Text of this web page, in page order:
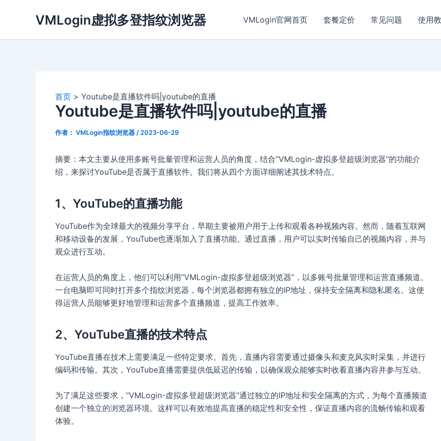
VMLogin虚拟多登指纹浏览器 VMLogin官网首页 套餐定价 常见问题 使用
首页 Youtube是直播软件吗|youtube的直播
Youtube是直播软件吗|youtube的直播
作者： VMLogin指纹浏览器 / 2023-06-29
摘要：本文主要从使用多账号批量管理和运营人员的角度，结合”VMLogin-虚拟多登超级浏览器”的功能介
绍，来探讨YouTube是否属于直播软件。我们将从四个方面详细阐述其技术特点。
1、YouTube的直播功能
YouTube作为全球最大的视频分享平台，早期主要被用户用于上传和观看各种视频内容。然而，随着互联网
和移动设备的发展，YouTube也逐渐加入了直播功能。通过直播，用户可以实时传输自己的视频内容，并与
观众进行互动。
在运营人员的角度上，他们可以利用”VMLogin-虚拟多登超级浏览器”，以多账号批量管理和运营直播频道。
一台电脑即可同时打开多个指纹浏览器，每个浏览器都拥有独立的IP地址，保持安全隔离和隐私匿名。这使
得运营人员能够更好地管理和运营多个直播频道，提高工作效率。
2、YouTube直播的技术特点
YouTube直播在技术上需要满足一些特定要求。首先，直播内容需要通过摄像头和麦克风实时采集，并进行
编码和传输。其次，YouTube直播需要提供低延迟的传输，以确保观众能够实时收看直播内容并参与互动。
为了满足这些要求，”VMLogin-虚拟多登超级浏览器”通过独立的IP地址和安全隔离的方式，为每个直播频道
创建一个独立的浏览器环境。这样可以有效地提高直播的稳定性和安全性，保证直播内容的流畅传输和观看
体验。